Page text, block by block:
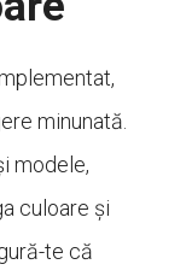
minunată.
modele,
culoare și
te că